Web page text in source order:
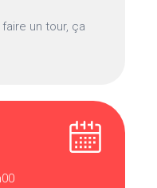
un tour, ça